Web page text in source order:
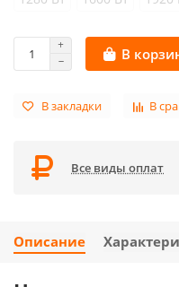
В
В закладки В
Все виды оплат
Описание